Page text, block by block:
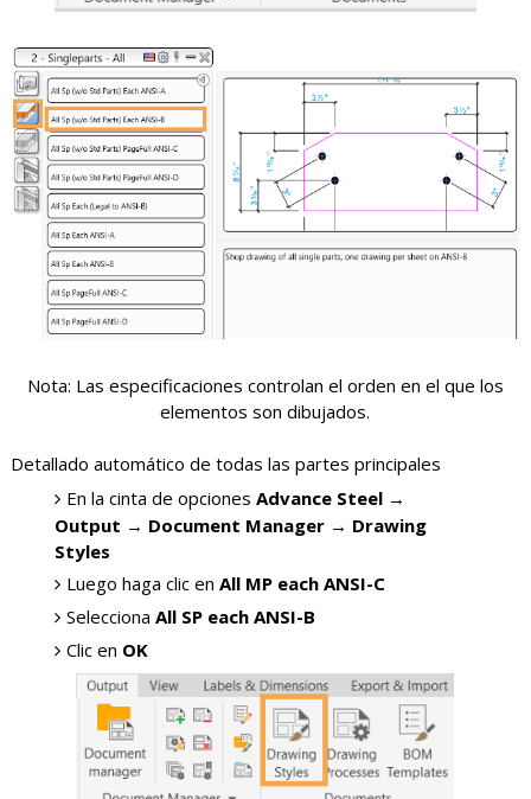
Nota: Las especificaciones controlan el orden en el que los
elementos son dibujados.
Detallado automático de todas las partes principales
En la cinta de opcionesAdvance Steel →
Output → Document Manager → Drawing
Styles
Luego haga clic en All MP each ANSI-C
SeleccionaAll SP each ANSI-B
Clic en OK